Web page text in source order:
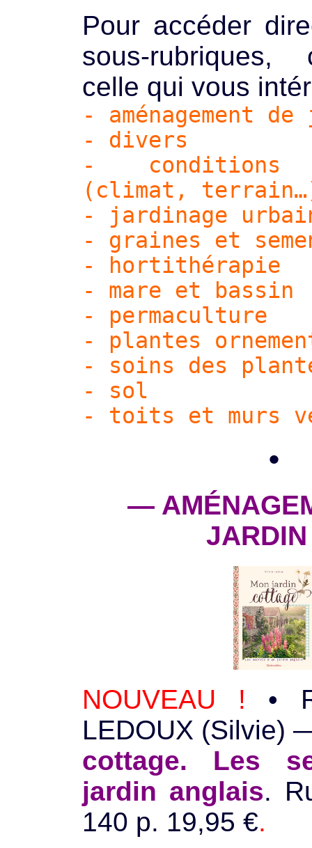
Pour accéder
sous-
celle qui vous
- aménagement
- divers
- conditions
(climat,
- jardinage
- graines et
- hortithérapie
- mare et bassin
- permaculture
- plantes
- soins des
- sol
- toits et murs
•
—
NOUVEAU ! •
LEDOUX (Silvie)
cottage. Les
jardin anglais.
140 p. 19,95 €.